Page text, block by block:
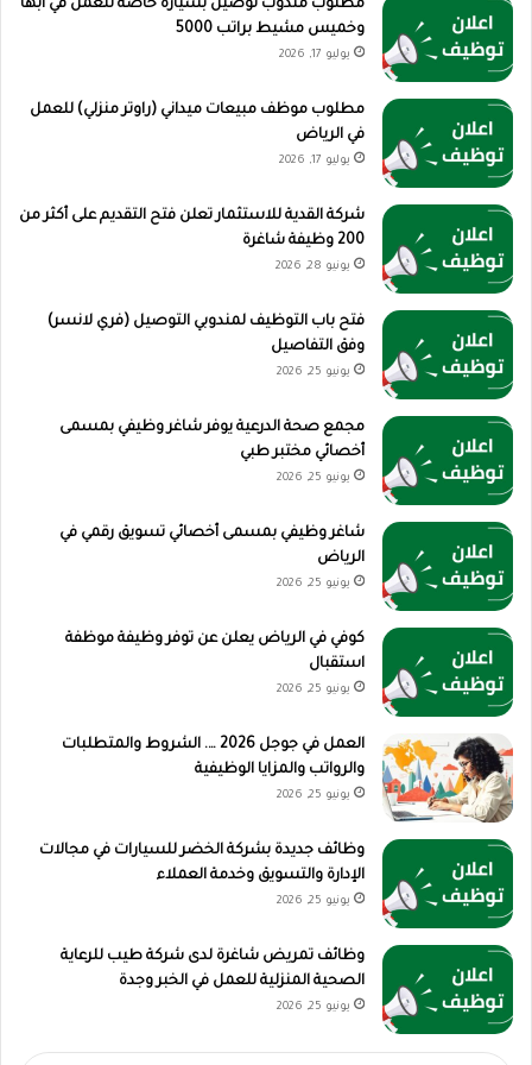
مطلوب مندوب توصيل بسيارة خاصة للعمل في أبها
وخميس مشيط براتب 5000
يوليو 17, 2026
مطلوب موظف مبيعات ميداني (راوتر منزلي) للعمل
في الرياض
يوليو 17, 2026
شركة القدية للاستثمار تعلن فتح التقديم على أكثر من
200 وظيفة شاغرة
يونيو 28, 2026
فتح باب التوظيف لمندوبي التوصيل (فري لانسر)
وفق التفاصيل
يونيو 25, 2026
مجمع صحة الدرعية يوفر شاغر وظيفي بمسمى
أخصائي مختبر طبي
يونيو 25, 2026
شاغر وظيفي بمسمى أخصائي تسويق رقمي في
الرياض
يونيو 25, 2026
كوفي في الرياض يعلن عن توفر وظيفة موظفة
استقبال
يونيو 25, 2026
العمل في جوجل 2026 …. الشروط والمتطلبات
والرواتب والمزايا الوظيفية
يونيو 25, 2026
وظائف جديدة بشركة الخضر للسيارات في مجالات
الإدارة والتسويق وخدمة العملاء
يونيو 25, 2026
وظائف تمريض شاغرة لدى شركة طيب للرعاية
الصحية المنزلية للعمل في الخبر وجدة
يونيو 25, 2026